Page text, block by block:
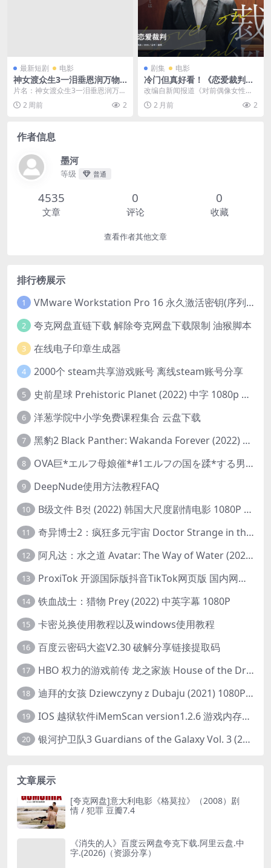
最新短剧 电影
神女渡众生3一泪垂恩润万物
(56集) | 短剧
片名：神女渡众生3一泪垂恩润万物
(56集) | 短剧 分类：电影 年份：20
2... 2 周前 2
剧集 电影
冷门但真好看！《恋爱裁判》
2025 1080P中文字幕 未删减
限时转存
改编自新闻报道《对前偶像女性下
达赔偿命令》，讲述偶像团体“Hap
py☆Fanfa...
2 月前 2
作者信息
墨河
等级 普通
4535
文章
0
评论
0
收藏
查看作者其他文章
排行榜展示
1 VMware Workstation Pro 16 永久激活密钥(序列号)
2 夸克网盘直链下载 解除夸克网盘下载限制 油猴脚本
3 在线电子印章生成器
4 2000个 steam共享游戏账号 离线steam账号分享
5 史前星球 Prehistoric Planet (2022) 中字 1080p 高清 阿里云盘 2022.5.27已更新全集
6 洋葱学院中小学免费课程集合 云盘下载
7 黑豹2 Black Panther: Wakanda Forever (2022) 高清版
8 OVA巨*エルフ母娘催*#1エルフの国を蹂*する男。汚された女王と姫
9 DeepNude使用方法教程FAQ
10 B级文件 B컷 (2022) 韩国大尺度剧情电影 1080P 中字
11 奇异博士2：疯狂多元宇宙 Doctor Strange in the Multiverse of Madness (2022) 高清版1080p
12 阿凡达：水之道 Avatar: The Way of Water (2022) 1080p 2k 4k 中文字幕
13 ProxiTok 开源国际版抖音TikTok网页版 国内网络直连
14 铁血战士：猎物 Prey (2022) 中英字幕 1080P
15 卡密兑换使用教程以及windows使用教程
16 百度云密码大盗V2.30 破解分享链接提取码
17 HBO 权力的游戏前传 龙之家族 House of the Dragon (2022) 中字 1080P 更新4集
18 迪拜的女孩 Dziewczyny z Dubaju (2021) 1080P 中字
19 IOS 越狱软件iMemScan version1.2.6 游戏内存修改器
20 银河护卫队3 Guardians of the Galaxy Vol. 3 (2023)4K高清资源1080p只分享精品
文章展示
[夸克网盘]意大利电影《格莫拉》（2008）剧
情 / 犯罪 豆瓣7.4
《消失的人》百度云网盘夸克下载.阿里云盘.中
字.(2026)（资源分享）